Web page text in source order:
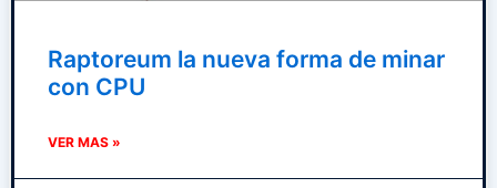
Raptoreum la nueva forma de minar
con CPU
VER MAS »